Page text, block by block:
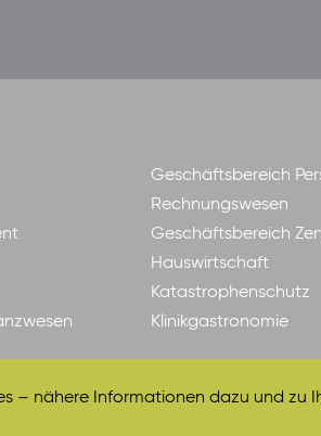
Geschäftsbereich
Rechnungswesen
Geschäftsbereich
Hauswirtschaft
Katastrophenschutz
Klinikgastronomie
– nähere Informationen dazu und zu